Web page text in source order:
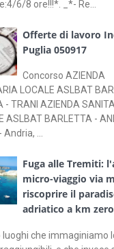
6/8 ore!!!*. _*- Re...
Offerte di lavoro
Puglia 050917
Concorso AZIENDA
LOCALE ASLBAT
- TRANI AZIENDA
ASLBAT BARLETTA -
Andria, ...
Fuga alle Tremiti:
micro-viaggio via
riscoprire il
adriatico a km zero
luoghi che immaginiamo